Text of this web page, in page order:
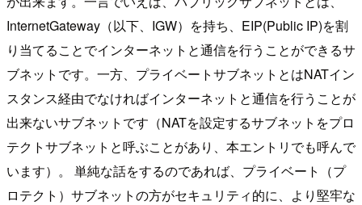
InternetGateway（以下、IGW）を持ち、EIP(Public IP)を割
り当てることでインターネットと通信を行うことができるサ
ブネットです。一方、プライベートサブネットとはNATイン
スタンス経由でなければインターネットと通信を行うことが
出来ないサブネットです（NATを設定するサブネットをプロ
テクトサブネットと呼ぶことがあり、本エントリでも呼んで
います）。 単純な話をするのであれば、プライベート（プ
ロテクト）サブネットの方がセキュリティ的に、より堅牢な